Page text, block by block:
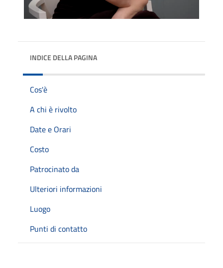
INDICE DELLA PAGINA
Cos'è
A chi è rivolto
Date e Orari
Costo
Patrocinato da
Ulteriori informazioni
Luogo
Punti di contatto